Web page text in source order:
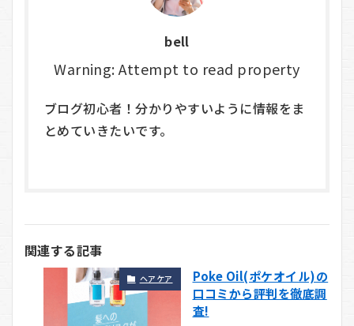
bell
Warning: Attempt to read property
ブログ初心者！分かりやすいように情報をま
とめていきたいです。
関連する記事
ヘアケア
Poke Oil(ポケオイル)の
口コミから評判を徹底調
査!